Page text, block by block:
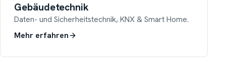
Gebäudetechnik
Daten- und Sicherheitstechnik, KNX & Smart Home.
Mehr erfahren